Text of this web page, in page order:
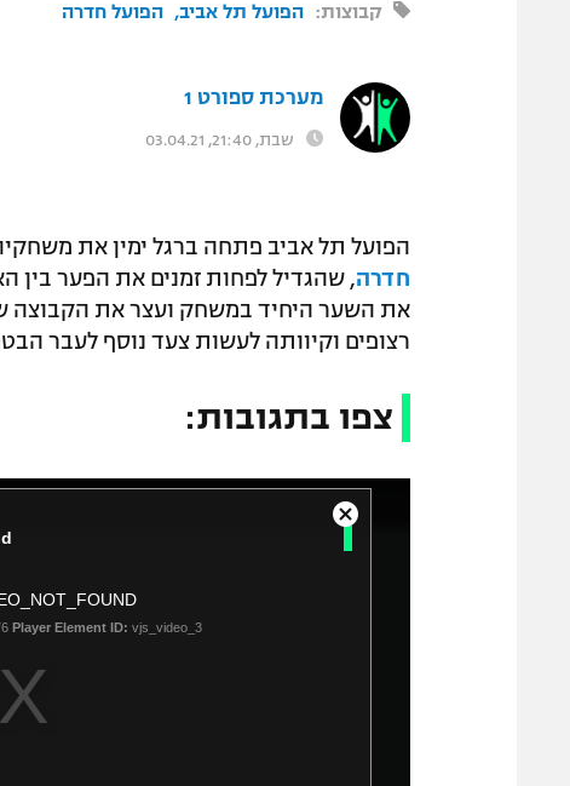
קבוצות: הפועל תל אביב הפועל חדרה
מערכת ספורט 1
שבת, 21:40, 03.04.21
הפועל תל אביב פתחה ברגל ימין את משחקיה
חדרה, שהגדיל לפחות זמנים את הפער בין
את השער היחיד במשחק ועצר את הקבוצה
רצופים וקיוותה לעשות צעד נוסף לעבר
צפו בתגובות:
Player Element ID: vjs_video_3
C
l